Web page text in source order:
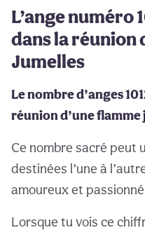
L’ange numéro
dans la réunion
Jumelles
Le nombre d’anges
réunion d’une flamme
Ce nombre sacré peut
destinées l’une à
amoureux et
Lorsque tu vois ce